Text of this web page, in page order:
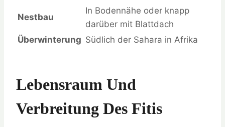
Nestbau
In Bodennähe oder knapp
darüber mit Blattdach
Überwinterung Südlich der Sahara in Afrika
Lebensraum Und
Verbreitung Des Fitis